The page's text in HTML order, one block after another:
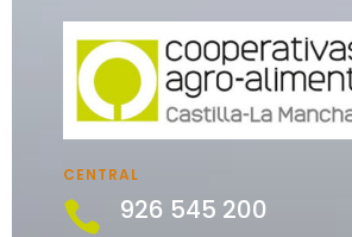
CENTRAL
 926 545 200